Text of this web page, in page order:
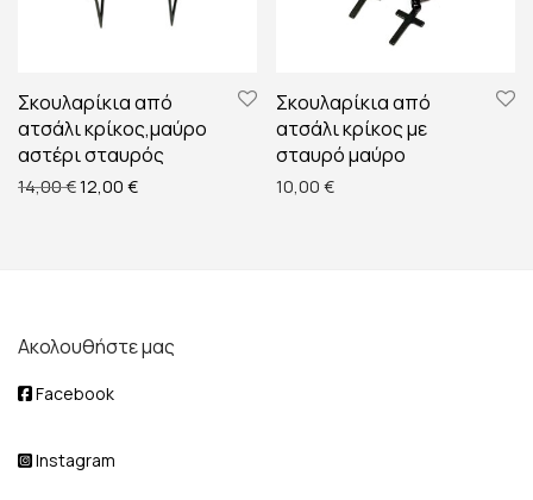
Σκουλαρίκια από
ατσάλι κρίκος,μαύρο
αστέρι σταυρός
14,00€Original price was: 14,00 €.
12,00 €Η τρέχουσα τιμή είναι: 12,00 €.
Σκουλαρίκια από
ατσάλι κρίκος με
σταυρό μαύρο
10,00 €
Ακολουθήστε μας
Facebook
Instagram